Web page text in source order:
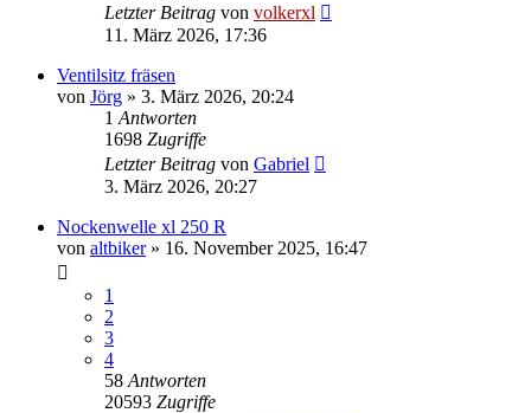
Letzter Beitrag von volkerxl
11. März 2026, 17:36
Ventilsitz fräsen
von Jörg » 3. März 2026, 20:24
1 Antworten
1698 Zugriffe
Letzter Beitrag von Gabriel
3. März 2026, 20:27
Nockenwelle xl 250 R
von altbiker» 16. November 2025, 16:47
1
2
3
4
58 Antworten
20593 Zugriffe